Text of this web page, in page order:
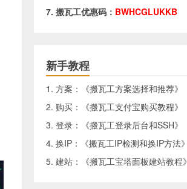
7. 搬瓦工优惠码： BWHCGLUKKB
新手教程
1. 方案：《搬瓦工方案选择和推荐》
2. 购买：《搬瓦工支付宝购买教程》
3. 登录：《搬瓦工登录后台和SSH》
4. 换IP：《搬瓦工IP检测和换IP方法》
5. 建站：《搬瓦工宝塔面板建站教程》